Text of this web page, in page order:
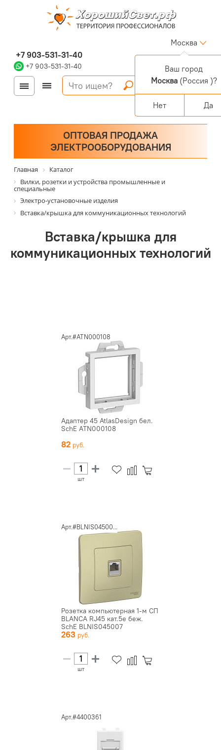
+7 903-531-31-40
+7 903-531-31-40
Москва
Войти
Регистрация
Персональный раздел
ОПТОВАЯ ПРОДАЖА
ЭЛЕКТРООБОРУДОВАНИЯ
Главная
Каталог
Вилки, розетки и устройства промышленные и
специальные
Электро-установочные изделия
Вставка/крышка для коммуникационных технологий
Вставка/крышка для
коммуникационных технологий
Арт.#ATN000108
Адаптер 45 AtlasDesign бел.
SchE ATN000108
82
шт
Арт.#BLNIS04500...
Розетка компьютерная 1-м СП
BLANCA RJ45 кат.5e беж.
SchE BLNIS045007
263
шт
Арт.#4400361
Ваш город
Москва(Россия )?
Нет Да